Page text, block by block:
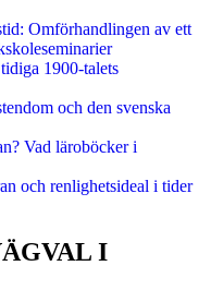
Omförhandlingen av ett
1900-talets
och den svenska
Vad läroböcker i
och renlighetsideal i tider
I